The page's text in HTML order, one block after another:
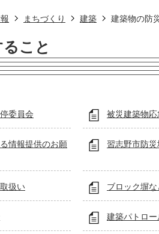
まちづくり 建築 建築物の防
こと
委員会 被災建築物
情報提供のお願
習志野市防
扱い ブロック塀
建築パトロ